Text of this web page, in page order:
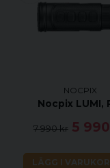
NOCPIX
Nocpix LUMI,
7 990 kr 5
LÄGG I